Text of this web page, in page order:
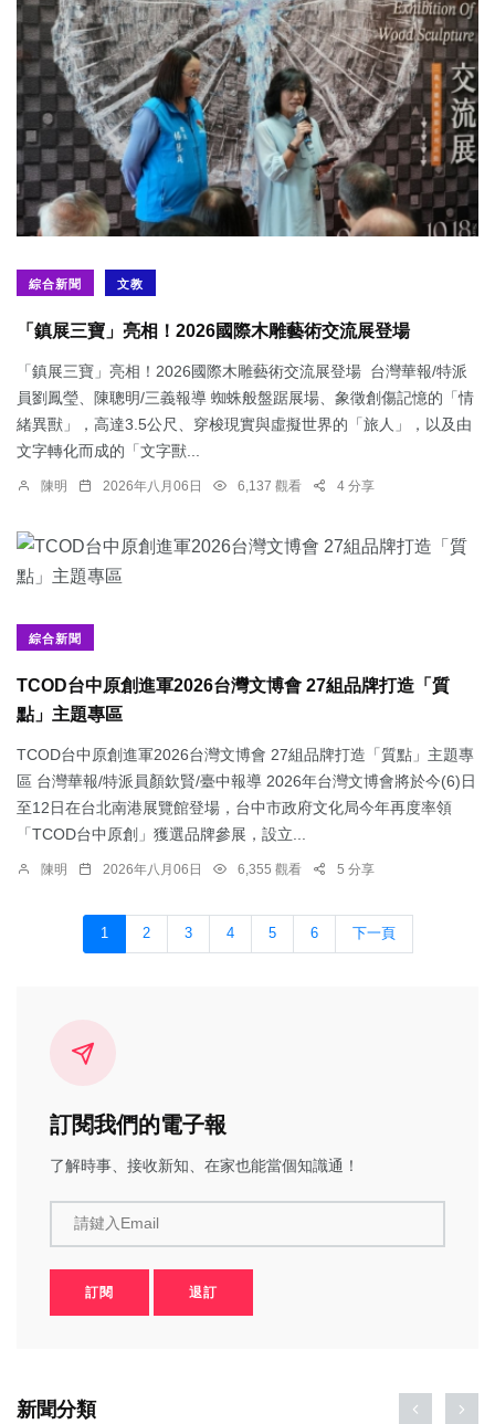
綜合新聞 文教
「鎮展三寶」亮相！2026國際木雕藝術交流展登場
「鎮展三寶」亮相！2026國際木雕藝術交流展登場 台灣華報/特派
員劉鳳瑩、陳聰明/三義報導 蜘蛛般盤踞展場、象徵創傷記憶的「情
緒異獸」，高達3.5公尺、穿梭現實與虛擬世界的「旅人」，以及由
文字轉化而成的「文字獸...
陳明 2026年八月06日 6,137 觀看 4 分享
綜合新聞
TCOD台中原創進軍2026台灣文博會 27組品牌打造「質
點」主題專區
TCOD台中原創進軍2026台灣文博會 27組品牌打造「質點」主題專
區 台灣華報/特派員顏欽賢/臺中報導 2026年台灣文博會將於今(6)日
至12日在台北南港展覽館登場，台中市政府文化局今年再度率領
「TCOD台中原創」獲選品牌參展，設立...
陳明 2026年八月06日 6,355 觀看 5 分享
1 2 3 4 5 6 下一頁
訂閱我們的電子報
了解時事、接收新知、在家也能當個知識通！
請鍵入Email
訂閱 退訂
新聞分類